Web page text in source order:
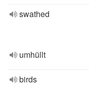
swathed
umhüllt
birds